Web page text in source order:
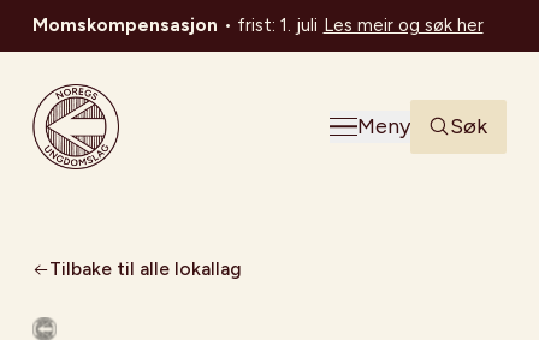
Momskompensasjon • frist: 1. juli Les meir og søk her
Noregs Ungdomslag
Meny
Søk
Tilbake til alle lokallag